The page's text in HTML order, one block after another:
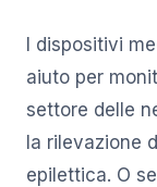
I dispositivi
aiuto per
settore delle
la rilevazione
epilettica. O